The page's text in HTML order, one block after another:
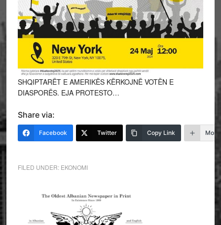
SHQIPTARËT E AMERIKËS KËRKOJNË VOTËN E
DIASPORËS. EJA PROTESTO…
Share via:
Facebook Twitter Copy Link More
FILED UNDER: EKONOMI